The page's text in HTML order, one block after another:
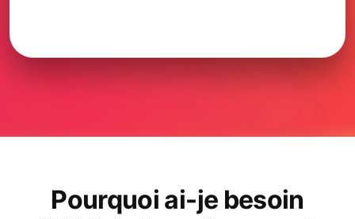
Pourquoi ai-je besoin